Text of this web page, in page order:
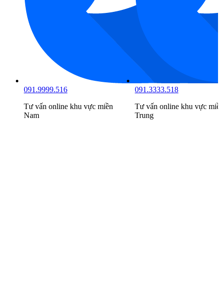
091.9999.516
Tư vấn online khu vực miền
Nam
091.3333.518
Tư vấn online khu vực
Trung